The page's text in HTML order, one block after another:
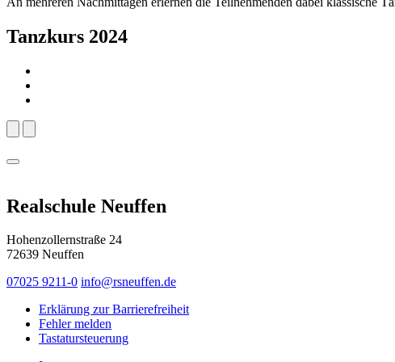
Tanzkurs 2024
Realschule Neuffen
Hohenzollernstraße 24
72639 Neuffen
07025 9211-0 info@rsneuffen.de
Erklärung zur Barrierefreiheit
Fehler melden
Tastatursteuerung